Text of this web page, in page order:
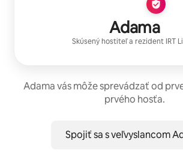
Adama
Skúsený hostiteľ a rezident IRT
Adama vás môže sprevádzať od
prvého hosťa.
Spojiť sa s veľvyslancom